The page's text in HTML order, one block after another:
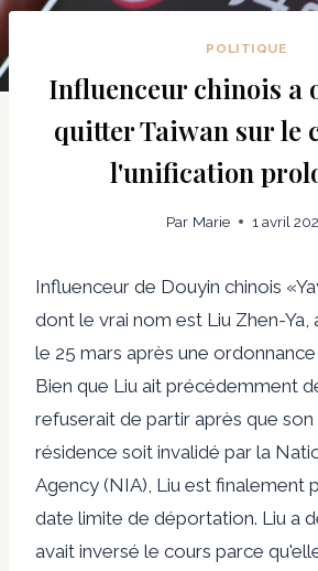
POLITIQUE
Influenceur chinois a
quitter Taiwan sur le
l'unification
Par Marie 1 avril
Influenceur de Douyin chinois
dont le vrai nom est Liu Zhen-Ya,
le 25 mars après une
Bien que Liu ait précédemment
refuserait de partir après que
résidence soit invalidé par la
Agency (NIA), Liu est finalement
date limite de déportation. Liu a
avait inversé le cours parce